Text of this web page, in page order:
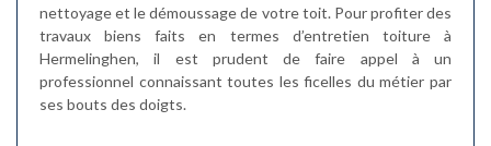
nettoyage et le démoussage de votre toit. Pour profiter des
travaux biens faits en termes d’entretien toiture à
Hermelinghen, il est prudent de faire appel à un
professionnel connaissant toutes les ficelles du métier par
ses bouts des doigts.